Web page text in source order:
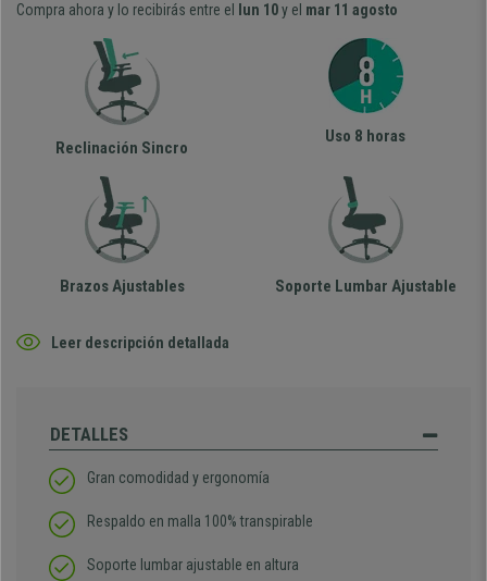
Compra ahora y lo recibirás entre el lun 10y el mar 11 agosto
Reclinación Sincro
Uso 8 horas
Brazos Ajustables Soporte Lumbar Ajustable
Leer descripción detallada
DETALLES
Gran comodidad y ergonomía
Respaldo en malla 100% transpirable
Soporte lumbar ajustable en altura